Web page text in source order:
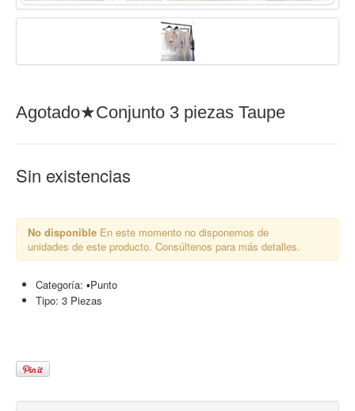
Agotado★Conjunto 3 piezas Taupe
Sin existencias
No disponible En este momento no disponemos de
unidades de este producto. Consúltenos para más detalles.
Categoría: ▪︎Punto
Tipo: 3 Piezas